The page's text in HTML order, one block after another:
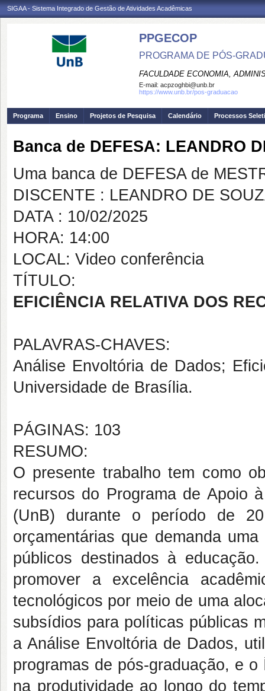
SIGAA - Sistema Integrado de Gestão de Atividades Acadêmicas
PPGECOP
PROGRAMA DE PÓS-
FACULDADE ECONOMIA,
E-mail: acpzoghbi@unb.br
https://www.unb.br/pos-graduacao
Programa Ensino Projetos de Pesquisa Calendário Processos
Banca de DEFESA: LEANDRO
Uma banca de DEFESA de
DISCENTE : LEANDRO DE
DATA : 10/02/2025
HORA: 14:00
LOCAL: Video conferência
TÍTULO:
EFICIÊNCIA RELATIVA DOS
PALAVRAS-CHAVES:
Análise Envoltória de Dados;
Universidade de Brasília.
PÁGINAS: 103
RESUMO:
O presente trabalho tem como
recursos do Programa de Apoio
(UnB) durante o período de
orçamentárias que demanda
públicos destinados à
promover a excelência
tecnológicos por meio de uma
subsídios para políticas públicas
a Análise Envoltória de Dados,
programas de pós-graduação, e
na produtividade ao longo do